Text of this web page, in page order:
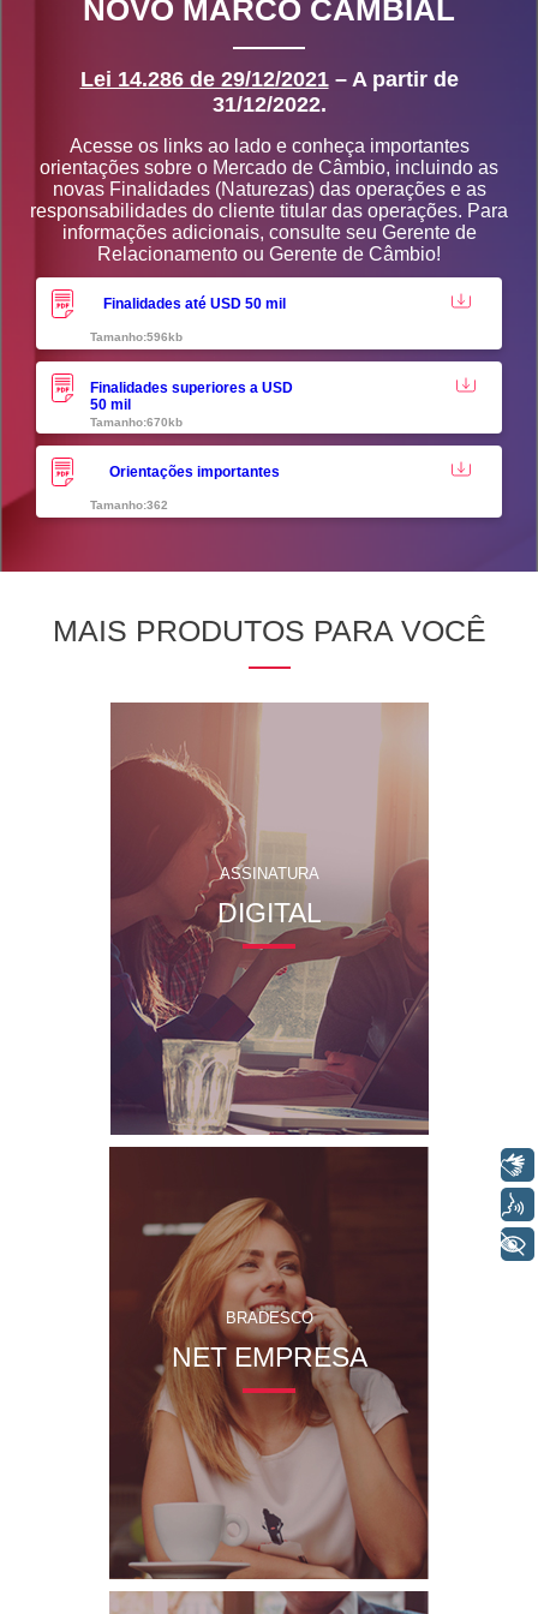
NOVO MARCO CAMBIAL
Lei 14.286 de 29/12/2021– A partir de
31/12/2022.
Acesse os links ao lado e conheça importantes
orientações sobre o Mercado de Câmbio, incluindo as
novas Finalidades (Naturezas) das operações e as
responsabilidades do cliente titular das operações. Para
informações adicionais, consulte seu Gerente de
Relacionamento ou Gerente de Câmbio!
Finalidades até USD 50 mil
Tamanho:596kb
Finalidades superiores a USD
50 mil
Tamanho:670kb
Orientações importantes
Tamanho:362
MAIS PRODUTOS PARA VOCÊ
ASSINATURA
DIGITAL
BRADESCO
NET EMPRESA